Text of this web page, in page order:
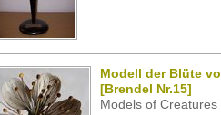
Modell der Blüte
[Brendel Nr.15]
Models of